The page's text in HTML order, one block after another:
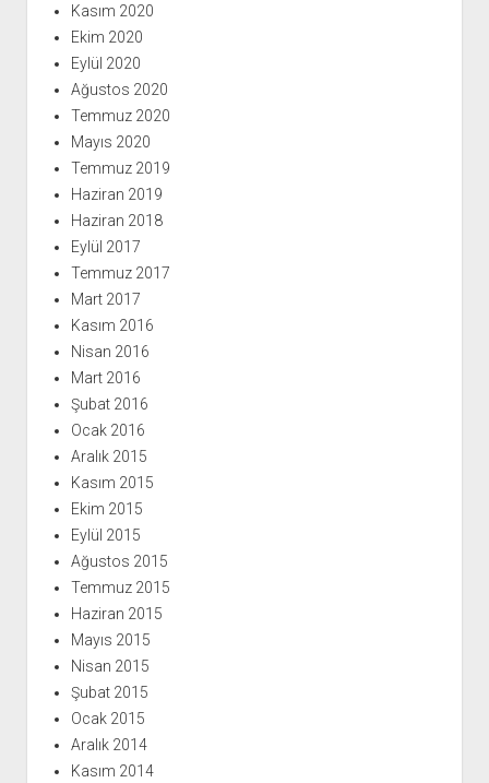
Kasım 2020
Ekim 2020
Eylül 2020
Ağustos 2020
Temmuz 2020
Mayıs 2020
Temmuz 2019
Haziran 2019
Haziran 2018
Eylül 2017
Temmuz 2017
Mart 2017
Kasım 2016
Nisan 2016
Mart 2016
Şubat 2016
Ocak 2016
Aralık 2015
Kasım 2015
Ekim 2015
Eylül 2015
Ağustos 2015
Temmuz 2015
Haziran 2015
Mayıs 2015
Nisan 2015
Şubat 2015
Ocak 2015
Aralık 2014
Kasım 2014